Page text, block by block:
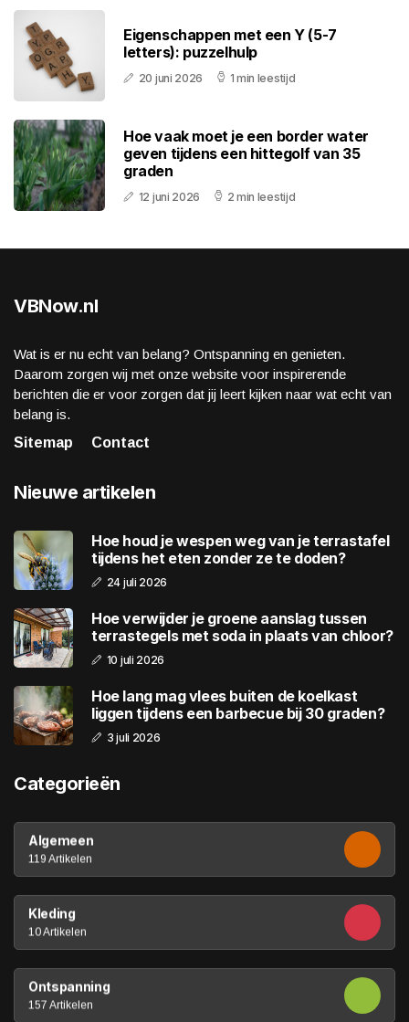
Eigenschappen met een Y (5-7
letters): puzzelhulp
20 juni 2026 1 min leestijd
Hoe vaak moet je een border water
geven tijdens een hittegolf van 35
graden
12 juni 2026 2 min leestijd
VBNow.nl
Wat is er nu echt van belang? Ontspanning en genieten.
Daarom zorgen wij met onze website voor inspirerende
berichten die er voor zorgen dat jij leert kijken naar wat echt van
belang is.
Sitemap
Contact
Nieuwe artikelen
Hoe houd je wespen weg van je terrastafel
tijdens het eten zonder ze te doden?
24 juli 2026
Hoe verwijder je groene aanslag tussen
terrastegels met soda in plaats van chloor?
10 juli 2026
Hoe lang mag vlees buiten de koelkast
liggen tijdens een barbecue bij 30 graden?
3 juli 2026
Categorieën
Algemeen
119 Artikelen
Kleding
10 Artikelen
Ontspanning
157 Artikelen